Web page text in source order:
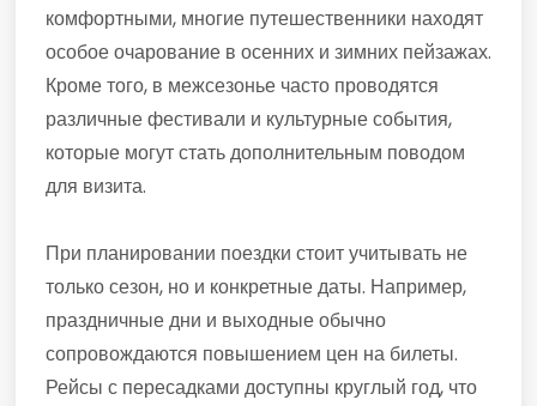
комфортными, многие путешественники находят
особое очарование в осенних и зимних пейзажах.
Кроме того, в межсезонье часто проводятся
различные фестивали и культурные события,
которые могут стать дополнительным поводом
для визита.
При планировании поездки стоит учитывать не
только сезон, но и конкретные даты. Например,
праздничные дни и выходные обычно
сопровождаются повышением цен на билеты.
Рейсы с пересадками доступны круглый год, что